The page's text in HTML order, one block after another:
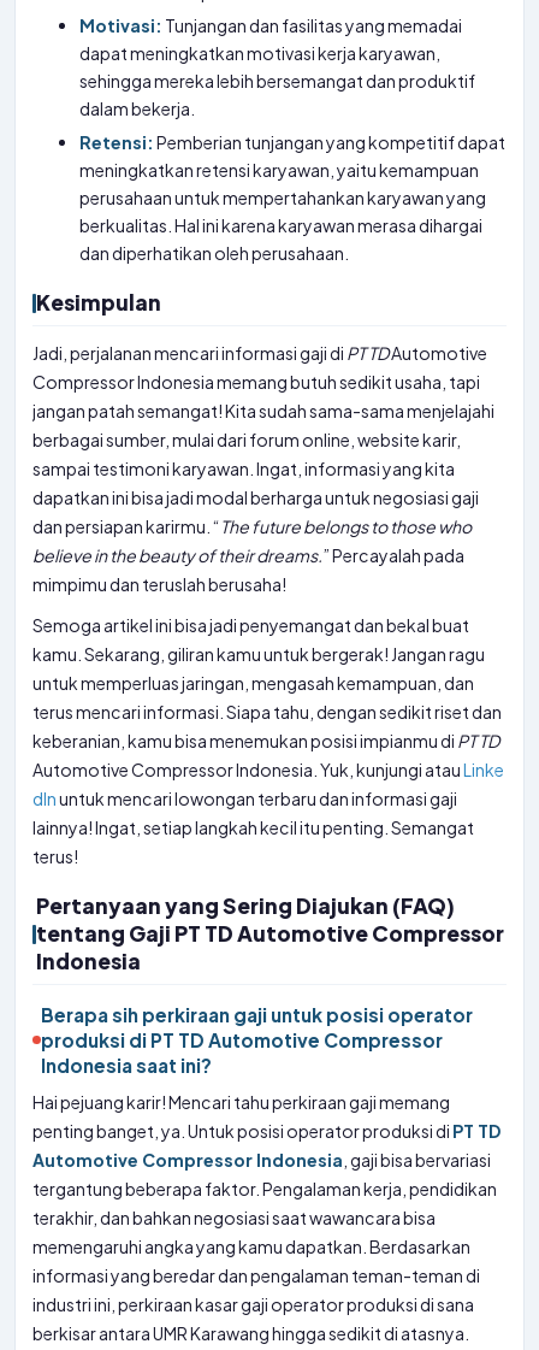
Motivasi: Tunjangan dan fasilitas yang memadai
dapat meningkatkan motivasi kerja karyawan,
sehingga mereka lebih bersemangat dan produktif
dalam bekerja.
Retensi: Pemberian tunjangan yang kompetitif dapat
meningkatkan retensi karyawan, yaitu kemampuan
perusahaan untuk mempertahankan karyawan yang
berkualitas. Hal ini karena karyawan merasa dihargai
dan diperhatikan oleh perusahaan.
Kesimpulan
Jadi, perjalanan mencari informasi gaji di PTTDAutomotive
Compressor Indonesia memang butuh sedikit usaha, tapi
jangan patah semangat! Kita sudah sama-sama menjelajahi
berbagai sumber, mulai dari forum online, website karir,
sampai testimoni karyawan. Ingat, informasi yang kita
dapatkan ini bisa jadi modal berharga untuk negosiasi gaji
dan persiapan karirmu. “The future belongs to those who
believe in the beauty of their dreams.” Percayalah pada
mimpimu dan teruslah berusaha!
Semoga artikel ini bisa jadi penyemangat dan bekal buat
kamu. Sekarang, giliran kamu untuk bergerak! Jangan ragu
untuk memperluas jaringan, mengasah kemampuan, dan
terus mencari informasi. Siapa tahu, dengan sedikit riset dan
keberanian, kamu bisa menemukan posisi impianmu di PTTD
Automotive Compressor Indonesia. Yuk, kunjungi atauLinke
dInuntuk mencari lowongan terbaru dan informasi gaji
lainnya! Ingat, setiap langkah kecil itu penting. Semangat
terus!
Pertanyaan yang Sering Diajukan (FAQ)
tentang Gaji PT TD Automotive Compressor
Indonesia
Berapa sih perkiraan gaji untuk posisi operator
produksi di PT TD Automotive Compressor
Indonesia saat ini?
Hai pejuang karir! Mencari tahu perkiraan gaji memang
penting banget, ya. Untuk posisi operator produksi di PT TD
Automotive Compressor Indonesia , gaji bisa bervariasi
tergantung beberapa faktor. Pengalaman kerja, pendidikan
terakhir, dan bahkan negosiasi saat wawancara bisa
memengaruhi angka yang kamu dapatkan. Berdasarkan
informasi yang beredar dan pengalaman teman-teman di
industri ini, perkiraan kasar gaji operator produksi di sana
berkisar antara UMR Karawang hingga sedikit di atasnya.